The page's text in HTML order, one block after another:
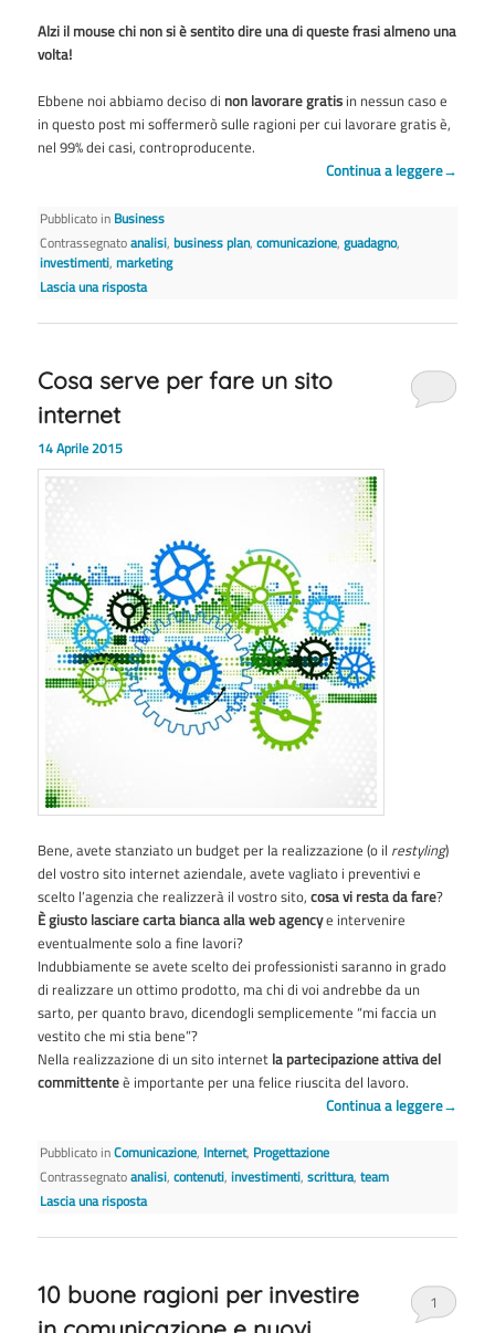
Alzi il mouse chi non si è sentito dire una di queste frasi almeno una
volta!
Ebbene noi abbiamo deciso di non lavorare gratisin nessun caso e
in questo post mi soffermerò sulle ragioni per cui lavorare gratis è,
nel 99% dei casi, controproducente.
Continua a leggere→
Pubblicato inBusiness
Contrassegnatoanalisi,business plan,comunicazione,guadagno,
investimenti,marketing
Lascia una risposta
Cosa serve per fare un sito
internet
14 Aprile 2015
Bene, avete stanziato un budget per la realizzazione (o il restyling)
del vostro sito internet aziendale, avete vagliato i preventivi e
scelto l’agenzia che realizzerà il vostro sito,cosa vi resta da fare?
È giusto lasciare carta bianca alla web agencye intervenire
eventualmente solo a fine lavori?
Indubbiamente se avete scelto dei professionisti saranno in grado
di realizzare un ottimo prodotto, ma chi di voi andrebbe da un
sarto, per quanto bravo, dicendogli semplicemente “mi faccia un
vestito che mi stia bene”?
Nella realizzazione di un sito internetla partecipazione attiva del
committenteè importante per una felice riuscita del lavoro.
Continua a leggere→
Pubblicato inComunicazione, Internet, Progettazione
Contrassegnatoanalisi,contenuti,investimenti,scrittura,team
Lascia una risposta
10 buone ragioni per investire
1